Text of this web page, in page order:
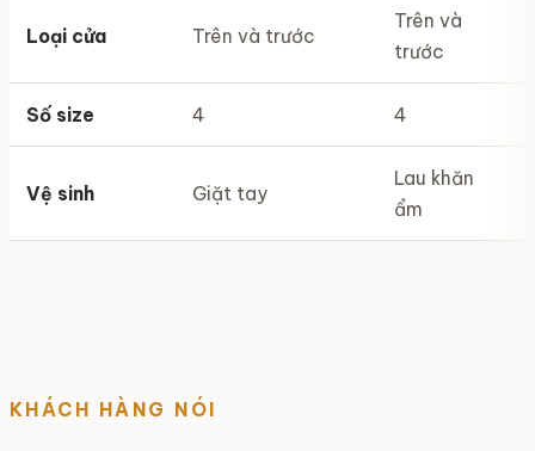
Loại cửa Trên và trước
Trên và
trước
Số size 4 4
Vệ sinh Giặt tay
Lau khăn
ẩm
KHÁCH HÀNG NÓI